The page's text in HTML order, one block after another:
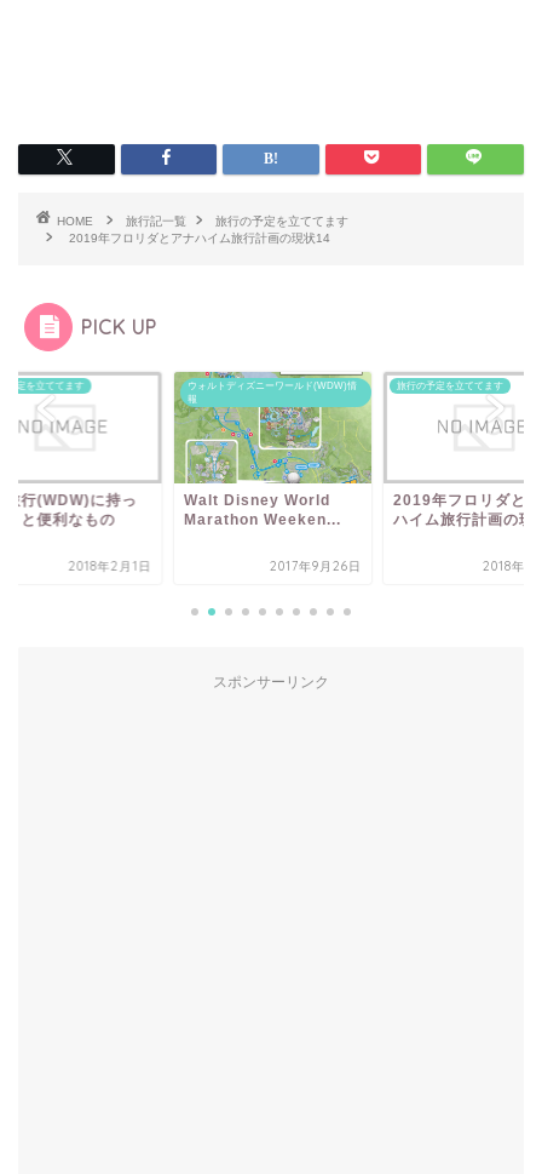
HOME 旅行記一覧
旅行の予定を立ててます
2019年フロリダとアナハイム旅行計画の現状14
PICK UP
予定を立ててます
旅行(WDW)に持っ
くと便利なもの
2018年2月1日
ウォルトディズニーワールド(WDW)情
報
Walt Disney World
Marathon Weeken...
2017年9月26日
旅行の予定を立ててます
2019年フロリダと
ハイム旅行計画の現
2018年11
スポンサーリンク